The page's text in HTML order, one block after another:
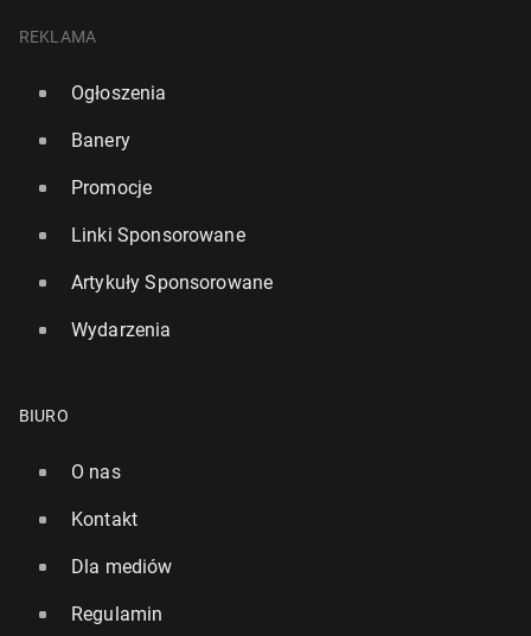
REKLAMA
Ogłoszenia
Banery
Promocje
Linki Sponsorowane
Artykuły Sponsorowane
Wydarzenia
BIURO
O nas
Kontakt
Dla mediów
Regulamin